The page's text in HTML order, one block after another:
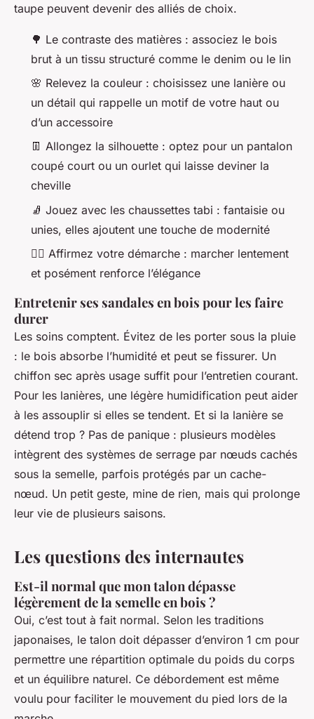
taupe peuvent devenir des alliés de choix.
🌳 Le contraste des matières : associez le bois
brut à un tissu structuré comme le denim ou le lin
🌸 Relevez la couleur : choisissez une lanière ou
un détail qui rappelle un motif de votre haut ou
d’un accessoire
👖 Allongez la silhouette : optez pour un pantalon
coupé court ou un ourlet qui laisse deviner la
cheville
🧦 Jouez avec les chaussettes tabi : fantaisie ou
unies, elles ajoutent une touche de modernité
🚶‍♀️ Affirmez votre démarche : marcher lentement
et posément renforce l’élégance
Entretenir ses sandales en bois pour les faire
durer
Les soins comptent. Évitez de les porter sous la pluie
: le bois absorbe l’humidité et peut se fissurer. Un
chiffon sec après usage suffit pour l’entretien courant.
Pour les lanières, une légère humidification peut aider
à les assouplir si elles se tendent. Et si la lanière se
détend trop ? Pas de panique : plusieurs modèles
intègrent des systèmes de serrage par nœuds cachés
sous la semelle, parfois protégés par un cache-
nœud. Un petit geste, mine de rien, mais qui prolonge
leur vie de plusieurs saisons.
Les questions des internautes
Est-il normal que mon talon dépasse
légèrement de la semelle en bois ?
Oui, c’est tout à fait normal. Selon les traditions
japonaises, le talon doit dépasser d’environ 1 cm pour
permettre une répartition optimale du poids du corps
et un équilibre naturel. Ce débordement est même
voulu pour faciliter le mouvement du pied lors de la